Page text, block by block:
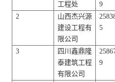
工程处
9
2
山西杰兴源
建设工程有
限公司
5
3
四川鑫鼎隆
泰建筑工程
有限公司
9